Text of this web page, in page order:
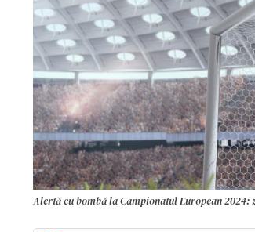
Alertă cu bombă la Campionatul European